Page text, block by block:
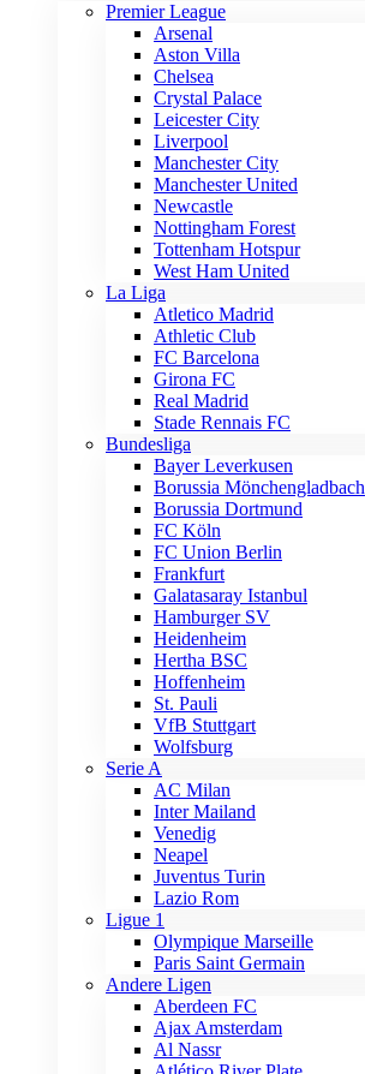
Premier League
Arsenal
Aston Villa
Chelsea
Crystal Palace
Leicester City
Liverpool
Manchester City
Manchester United
Newcastle
Nottingham Forest
Tottenham Hotspur
West Ham United
La Liga
Atletico Madrid
Athletic Club
FC Barcelona
Girona FC
Real Madrid
Stade Rennais FC
Bundesliga
Bayer Leverkusen
Borussia Mönchengladbach
Borussia Dortmund
FC Köln
FC Union Berlin
Frankfurt
Galatasaray Istanbul
Hamburger SV
Heidenheim
Hertha BSC
Hoffenheim
St. Pauli
VfB Stuttgart
Wolfsburg
Serie A
AC Milan
Inter Mailand
Venedig
Neapel
Juventus Turin
Lazio Rom
Ligue 1
Olympique Marseille
Paris Saint Germain
Andere Ligen
Aberdeen FC
Ajax Amsterdam
Al Nassr